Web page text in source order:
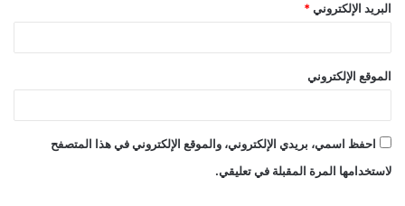
البريد الإلكتروني *
الموقع الإلكتروني
احفظ اسمي، بريدي الإلكتروني، والموقع الإلكتروني في هذا المتصفح
لاستخدامها المرة المقبلة في تعليقي.